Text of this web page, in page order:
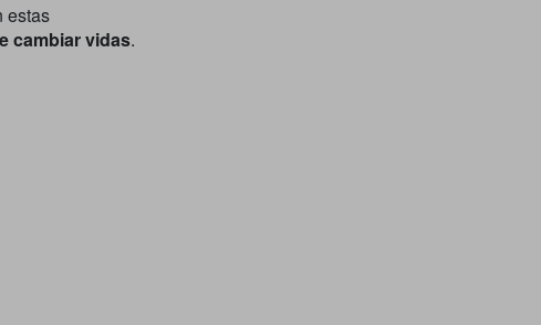
estas
cambiar vidas.